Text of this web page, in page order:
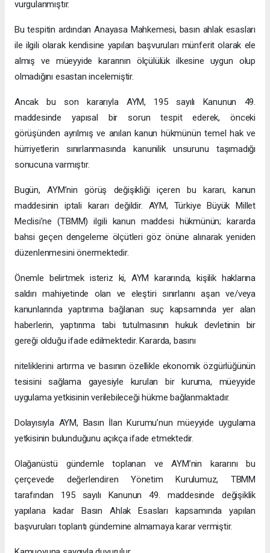
vurgulanmıştır.
Bu tespitin ardından Anayasa Mahkemesi, basın ahlak esasları
ile ilgili olarak kendisine yapılan başvuruları münferit olarak ele
almış ve müeyyide kararının ölçülülük ilkesine uygun olup
olmadığını esastan incelemiştir.
Ancak bu son kararıyla AYM, 195 sayılı Kanunun 49.
maddesinde yapısal bir sorun tespit ederek, önceki
görüşünden ayrılmış ve anılan kanun hükmünün temel hak ve
hürriyetlerin sınırlanmasında kanunilik unsurunu taşımadığı
sonucuna varmıştır.
Bugün, AYM’nin görüş değişikliği içeren bu kararı, kanun
maddesinin iptali kararı değildir. AYM, Türkiye Büyük Millet
Meclisi’ne (TBMM) ilgili kanun maddesi hükmünün; kararda
bahsi geçen dengeleme ölçütleri göz önüne alınarak yeniden
düzenlenmesini önermektedir.
Önemle belirtmek isteriz ki, AYM kararında, kişilik haklarına
saldırı mahiyetinde olan ve eleştiri sınırlarını aşan ve/veya
kanunlarında yaptırıma bağlanan suç kapsamında yer alan
haberlerin, yaptırıma tabi tutulmasının hukuk devletinin bir
gereği olduğu ifade edilmektedir. Kararda, basını
niteliklerini artırma ve basının özellikle ekonomik özgürlüğünün
tesisini sağlama gayesiyle kurulan bir kuruma, müeyyide
uygulama yetkisinin verilebileceği hükme bağlanmaktadır.
Dolayısıyla AYM, Basın İlan Kurumu’nun müeyyide uygulama
yetkisinin bulunduğunu açıkça ifade etmektedir.
Olağanüstü gündemle toplanan ve AYM’nin kararını bu
çerçevede değerlendiren Yönetim Kurulumuz, TBMM
tarafından 195 sayılı Kanunun 49. maddesinde değişiklik
yapılana kadar Basın Ahlak Esasları kapsamında yapılan
başvuruları toplantı gündemine almamaya karar vermiştir.